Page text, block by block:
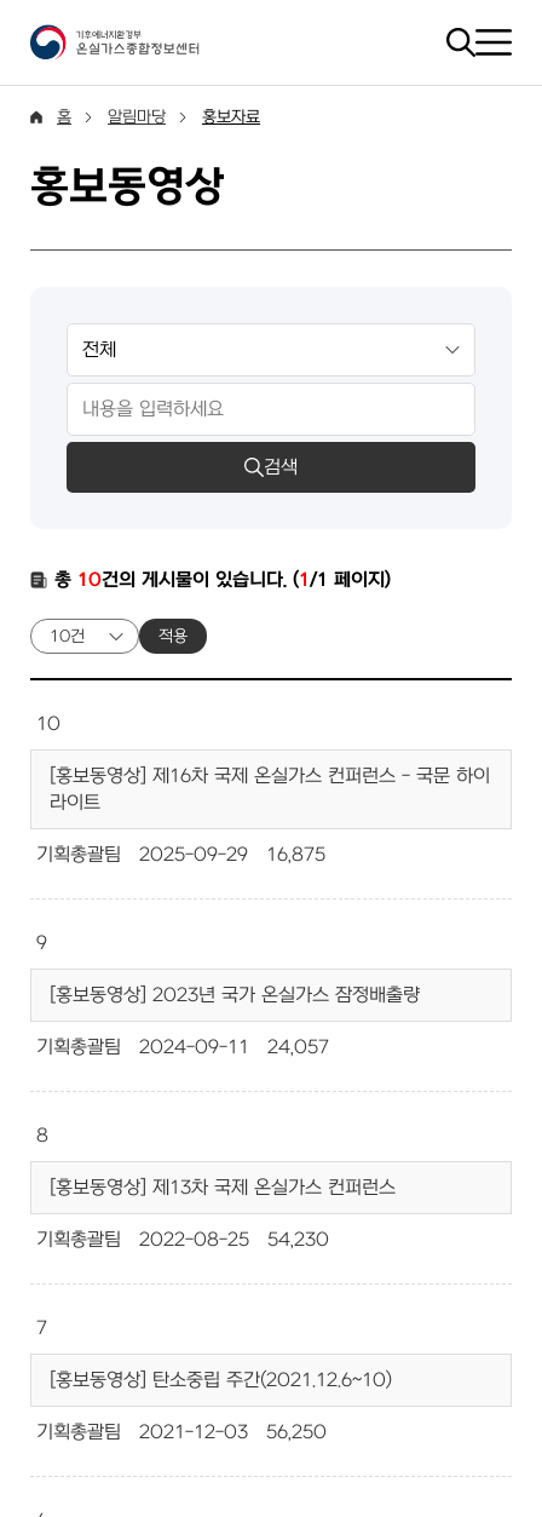
홈 알림마당 홍보자료
홍보동영상
검색
총 10건의 게시물이 있습니다. (1/1 페이지)
적용
10
[홍보동영상] 제16차 국제 온실가스 컨퍼런스 - 국문 하이
라이트
기획총괄팀 2025-09-29 16,875
9
[홍보동영상] 2023년 국가 온실가스 잠정배출량
기획총괄팀 2024-09-11 24,057
8
[홍보동영상] 제13차 국제 온실가스 컨퍼런스
기획총괄팀 2022-08-25 54,230
7
[홍보동영상] 탄소중립 주간(2021.12.6~10)
기획총괄팀 2021-12-03 56,250